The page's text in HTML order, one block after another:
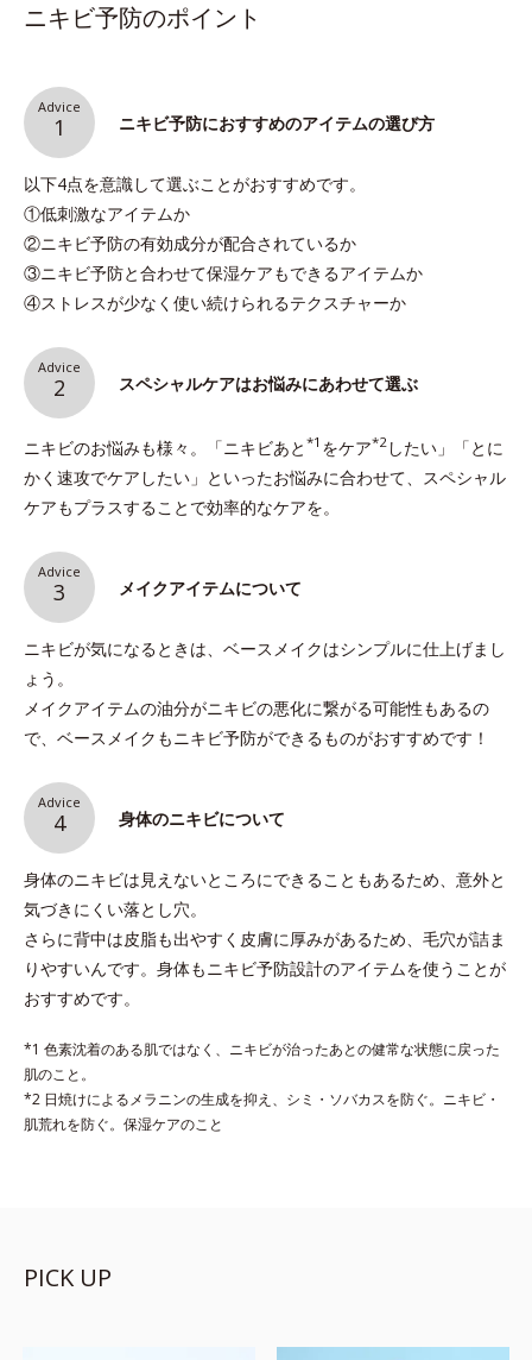
ニキビ予防のポイント
Advice
1 ニキビ予防におすすめのアイテムの選び方
以下4点を意識して選ぶことがおすすめです。
①低刺激なアイテムか
②ニキビ予防の有効成分が配合されているか
③ニキビ予防と合わせて保湿ケアもできるアイテムか
④ストレスが少なく使い続けられるテクスチャーか
Advice
2 スペシャルケアはお悩みにあわせて選ぶ
ニキビのお悩みも様々。「ニキビあと *1 をケア*2 したい」「とに
かく速攻でケアしたい」といったお悩みに合わせて、スペシャル
ケアもプラスすることで効率的なケアを。
Advice
3 メイクアイテムについて
ニキビが気になるときは、ベースメイクはシンプルに仕上げまし
ょう。
メイクアイテムの油分がニキビの悪化に繋がる可能性もあるの
で、ベースメイクもニキビ予防ができるものがおすすめです！
Advice
4 身体のニキビについて
身体のニキビは見えないところにできることもあるため、意外と
気づきにくい落とし穴。
さらに背中は皮脂も出やすく皮膚に厚みがあるため、毛穴が詰ま
りやすいんです。身体もニキビ予防設計のアイテムを使うことが
おすすめです。
*1 色素沈着のある肌ではなく、ニキビが治ったあとの健常な状態に戻った
肌のこと。
*2 日焼けによるメラニンの生成を抑え、シミ・ソバカスを防ぐ。ニキビ・
肌荒れを防ぐ。保湿ケアのこと
PICK UP